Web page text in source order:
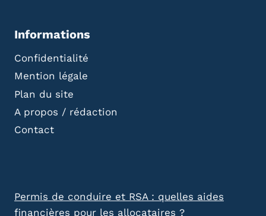
Informations
Confidentialité
Mention légale
Plan du site
A propos / rédaction
Contact
Permis de conduire et RSA : quelles aides
financières pour les allocataires ?